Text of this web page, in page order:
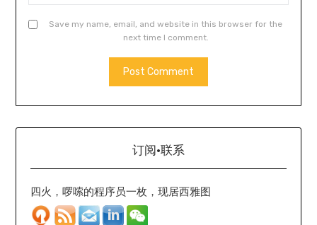
Save my name, email, and website in this browser for the
next time I comment.
订阅·联系
四火，啰嗦的程序员一枚，现居西雅图